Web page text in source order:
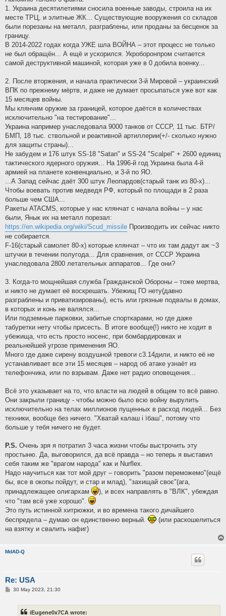
1. Украина десятилетиями сносила военные заводы, строила на их
месте ТРЦ, и элитные ЖК... Существующие вооружения со складов
были порезаны на металл, разграблены, или проданы за бесценок за
границу.
В 2014-2022 годах когда УЖЕ шла ВОЙНА – этот процесс не только
не был обращён... А ещё и ускорился. Укроборонпром считается
самой деструктивной машиной, которая уже в 0 добила военку...
2. После вторжения, и начала практически 3-й Мировой – украинский
ВПК по прежнему мёртв, и даже не думает просыпаться уже вот как
15 месяцев войны.
Мы клянчим оружие за границей, которое даётся в количествах
исключительно "на тестирование"...
Украина например унаследовала 9000 танков от СССР, 11 тыс. БТР/
БМП, 18 тыс. ствольной и реактивной артиллерии(+/- сколько нужно
для защиты страны)...
Не забудем и 176 штук SS-18 "Satan" и SS-24 "Scalpel" + 2600 единиц
тактического ядерного оружия... На 1996-й год Украина была 4-й
армией на планете конвенциально, и 3-й по ЯО.
...А Запад сейчас даёт 300 штук Леопардов(старый танк из 80-х)...
Чтобы воевать против медведя РФ, который по площади в 2 раза
больше чем США...
Ракеты ATACMS, которые у нас клянчат с начала войны – у нас
были, Янык их на металл порезал:
https://en.wikipedia.org/wiki/Scud_missile Производить их сейчас никто
не собирается.
F-16(старый самолет 80-х) которые клянчат – что их там дадут аж ~3
штучки в течении полугода... Для сравнения, от СССР Украина
унаследовала 2800 летательных аппаратов... Где они?
3. Когда-то мощнейшая служба Гражданской Обороны – тоже мертва,
и никто не думает её воскрешать. Убежищ ГО нету(давно
разграблены и приватизированы), есть или грязные подвалы в домах,
в которых и конь не валялся...
Или подземные парковки, забитые спорткарами, но где даже
табуретки нету чтобы присесть. В итоге вообще(!) никто не ходит в
убежища, что есть просто носенс, при бомбардировках и
реальнейшей угрозе применения ЯО.
Много где даже сирену воздушной тревоги с3.14дили, и никто её не
устанавливает все эти 15 месяцев – народ об атаке узнаёт из
телефончика, или по взрывам. Даже нет радио оповещения...
Всё это указывает на то, что власти на людей в общем то всё равно.
Они закрыли границу - чтобы можно было всю войну вырулить
исключительно на телах миллионов пущенных в расход людей... Без
техники, вообще без ничего. "Хватай калаш i їбаш", потому что
больше у тебя ничего не будет.
P.S. Очень зря я потратил 3 часа жизни чтобы выстрочить эту
простыню. Да, выговорился, да всё правда – но теперь я выставил
себя таким же "врагом народа" как и Nurflex.
Надо научиться как тот мой друг – говорить "разом переможемо"(ещё
бы, все в окопы пойдут, и стар и млад), "захищай своє"(ага,
принадлежащее олигархам
), и всех направлять в "ВЛК", убеждая
что "там всё уже хорошо".
Это путь истинной хитрюжки, и во времена такого дичайшего
беспредела – думаю он единственно верный.
(или раскошелиться
на взятку и свалить нафиг)
MdAD-Q
Re: USA
P30 May 2023, 21:30
iEugene0x7CA wrote: